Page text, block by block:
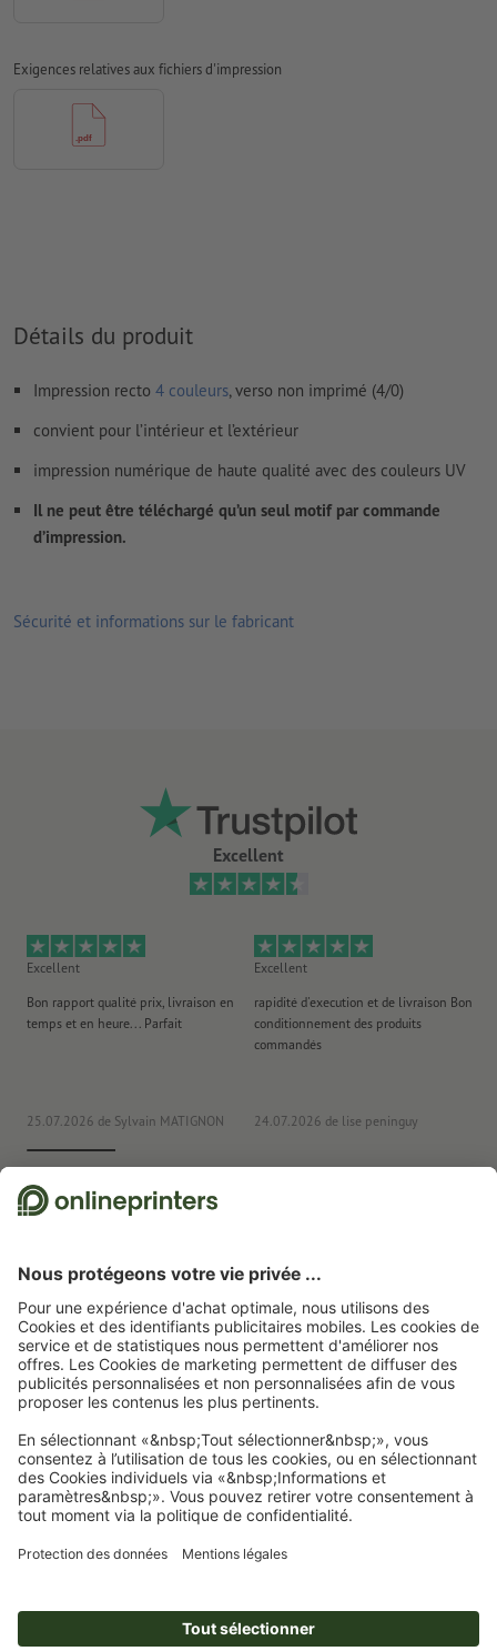
Nous ne vérifions pas les fautes d'orthographe et de syntaxe
Nous ne vérifions pas les
Exigences relatives aux fichiers d'impression
Détails du produit
Impression recto 4 couleurs, verso non imprimé (4/0)
convient pour l’intérieur et l’extérieur
impression numérique de haute qualité avec des couleurs UV
Il ne peut être téléchargé qu’un seul motif par commande
d’impression.
Sécurité et informations sur le fabricant
Excellent
Excellent
Bon rapport qualité prix, livraison en
temps et en heure... Parfait
25.07.2026 de Sylvain MATIGNON
Excellent
rapidité d'execution et de livraison Bon
conditionnement des produits
commandés
24.07.2026 de lise peninguy
évaluations. Vous trouvereziciles mesures prises par Trustpilot pour garantir
Page d'accueil Panneaux/Pancartes Panneaux composites alu
Panneaux
composites alu, A0
À propos de nous
Presse
Service
15 %